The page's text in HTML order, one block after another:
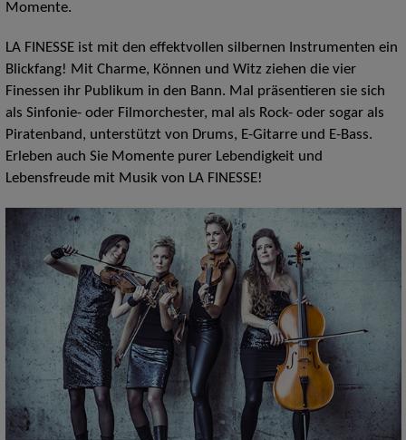
Momente.
LA FINESSE ist mit den effektvollen silbernen Instrumenten ein
Blickfang! Mit Charme, Können und Witz ziehen die vier
Finessen ihr Publikum in den Bann. Mal präsentieren sie sich
als Sinfonie- oder Filmorchester, mal als Rock- oder sogar als
Piratenband, unterstützt von Drums, E-Gitarre und E-Bass.
Erleben auch Sie Momente purer Lebendigkeit und
Lebensfreude mit Musik von LA FINESSE!